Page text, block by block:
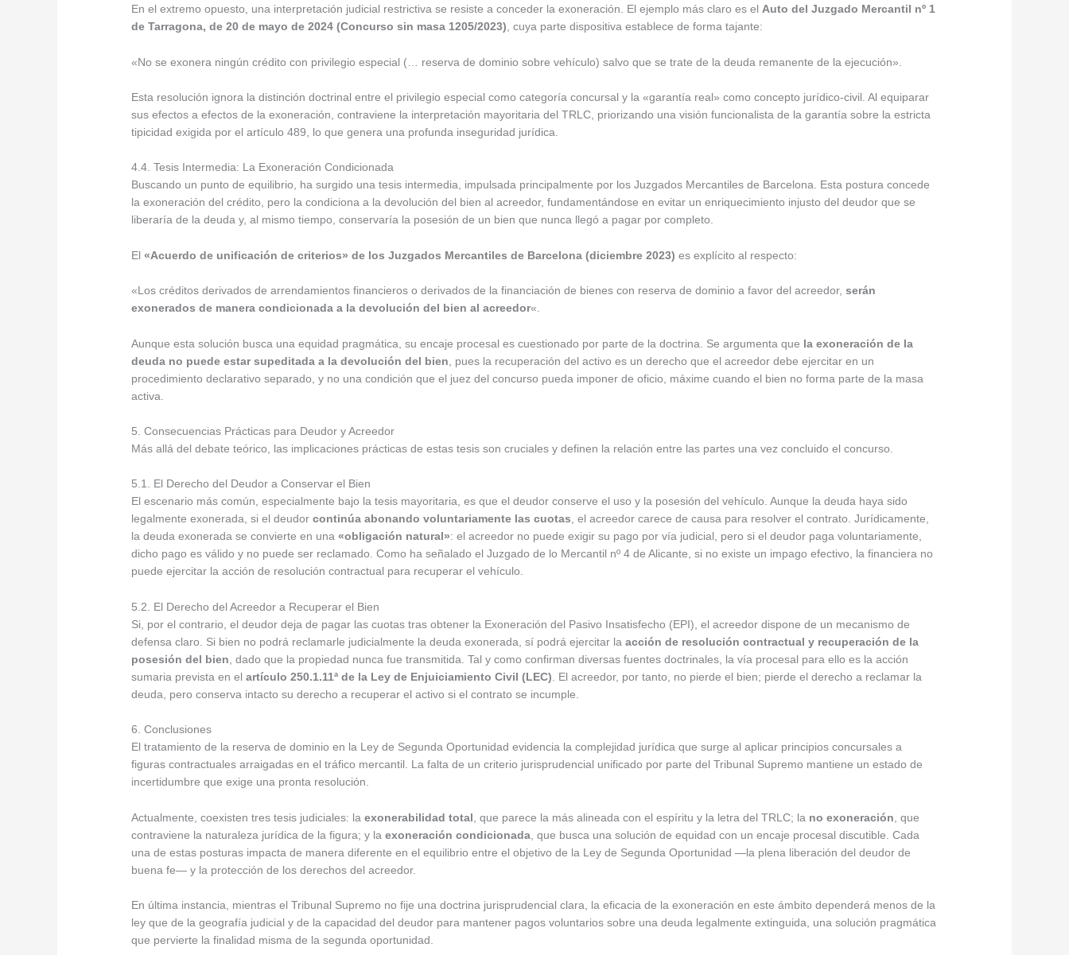
En el extremo opuesto, una interpretación judicial restrictiva se resiste a conceder la exoneración. El ejemplo más claro es elAuto del Juzgado Mercantil nº 1
de Tarragona, de 20 de mayo de 2024 (Concurso sin masa 1205/2023), cuya parte dispositiva establece de forma tajante:
«No se exonera ningún crédito con privilegio especial (… reserva de dominio sobre vehículo) salvo que se trate de la deuda remanente de la ejecución».
Esta resolución ignora la distinción doctrinal entre el privilegio especial como categoría concursal y la «garantía real» como concepto jurídico-civil. Al equiparar
sus efectos a efectos de la exoneración, contraviene la interpretación mayoritaria del TRLC, priorizando una visión funcionalista de la garantía sobre la estricta
tipicidad exigida por el artículo 489, lo que genera una profunda inseguridad jurídica.
4.4. Tesis Intermedia: La Exoneración Condicionada
Buscando un punto de equilibrio, ha surgido una tesis intermedia, impulsada principalmente por los Juzgados Mercantiles de Barcelona. Esta postura concede
la exoneración del crédito, pero la condiciona a la devolución del bien al acreedor, fundamentándose en evitar un enriquecimiento injusto del deudor que se
liberaría de la deuda y, al mismo tiempo, conservaría la posesión de un bien que nunca llegó a pagar por completo.
El«Acuerdo de unificación de criterios» de los Juzgados Mercantiles de Barcelona (diciembre 2023) es explícito al respecto:
«Los créditos derivados de arrendamientos financieros o derivados de la financiación de bienes con reserva de dominio a favor del acreedor,serán
exonerados de manera condicionada a la devolución del bien al acreedor«.
Aunque esta solución busca una equidad pragmática, su encaje procesal es cuestionado por parte de la doctrina. Se argumenta que la exoneración de la
deuda no puede estar supeditada a la devolución del bien , pues la recuperación del activo es un derecho que el acreedor debe ejercitar en un
procedimiento declarativo separado, y no una condición que el juez del concurso pueda imponer de oficio, máxime cuando el bien no forma parte de la masa
activa.
5. Consecuencias Prácticas para Deudor y Acreedor
Más allá del debate teórico, las implicaciones prácticas de estas tesis son cruciales y definen la relación entre las partes una vez concluido el concurso.
5.1. El Derecho del Deudor a Conservar el Bien
El escenario más común, especialmente bajo la tesis mayoritaria, es que el deudor conserve el uso y la posesión del vehículo. Aunque la deuda haya sido
legalmente exonerada, si el deudorcontinúa abonando voluntariamente las cuotas, el acreedor carece de causa para resolver el contrato. Jurídicamente,
la deuda exonerada se convierte en una«obligación natural»: el acreedor no puede exigir su pago por vía judicial, pero si el deudor paga voluntariamente,
dicho pago es válido y no puede ser reclamado. Como ha señalado el Juzgado de lo Mercantil nº 4 de Alicante, si no existe un impago efectivo, la financiera no
puede ejercitar la acción de resolución contractual para recuperar el vehículo.
5.2. El Derecho del Acreedor a Recuperar el Bien
Si, por el contrario, el deudor deja de pagar las cuotas tras obtener la Exoneración del Pasivo Insatisfecho (EPI), el acreedor dispone de un mecanismo de
defensa claro. Si bien no podrá reclamarle judicialmente la deuda exonerada, sí podrá ejercitar laacción de resolución contractual y recuperación de la
posesión del bien , dado que la propiedad nunca fue transmitida. Tal y como confirman diversas fuentes doctrinales, la vía procesal para ello es la acción
sumaria prevista en elartículo 250.1.11ª de la Ley de Enjuiciamiento Civil (LEC) . El acreedor, por tanto, no pierde el bien; pierde el derecho a reclamar la
deuda, pero conserva intacto su derecho a recuperar el activo si el contrato se incumple.
6. Conclusiones
El tratamiento de la reserva de dominio en la Ley de Segunda Oportunidad evidencia la complejidad jurídica que surge al aplicar principios concursales a
figuras contractuales arraigadas en el tráfico mercantil. La falta de un criterio jurisprudencial unificado por parte del Tribunal Supremo mantiene un estado de
incertidumbre que exige una pronta resolución.
Actualmente, coexisten tres tesis judiciales: laexonerabilidad total , que parece la más alineada con el espíritu y la letra del TRLC; la no exoneración , que
contraviene la naturaleza jurídica de la figura; y laexoneración condicionada , que busca una solución de equidad con un encaje procesal discutible. Cada
una de estas posturas impacta de manera diferente en el equilibrio entre el objetivo de la Ley de Segunda Oportunidad —la plena liberación del deudor de
buena fe— y la protección de los derechos del acreedor.
En última instancia, mientras el Tribunal Supremo no fije una doctrina jurisprudencial clara, la eficacia de la exoneración en este ámbito dependerá menos de la
ley que de la geografía judicial y de la capacidad del deudor para mantener pagos voluntarios sobre una deuda legalmente extinguida, una solución pragmática
que pervierte la finalidad misma de la segunda oportunidad.